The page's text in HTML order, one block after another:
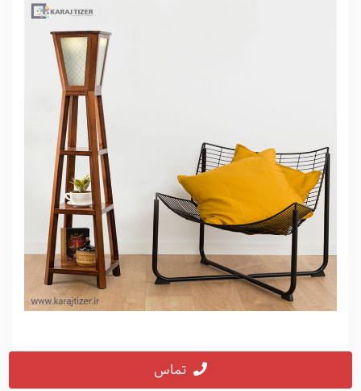
نکات مهم در عکاسی صنعتی در کرج
تماس